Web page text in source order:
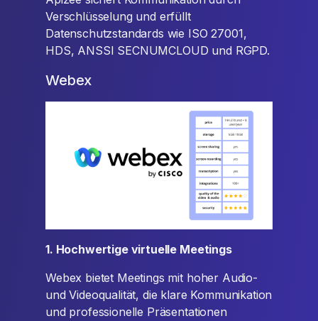
Verschlüsselung und erfüllt
Datenschutzstandards wie ISO 27001,
HDS, ANSSI SECNUMCLOUD und RGPD.
Webex
1. Hochwertige virtuelle Meetings
Webex bietet Meetings mit hoher Audio-
und Videoqualität, die klare Kommunikation
und professionelle Präsentationen